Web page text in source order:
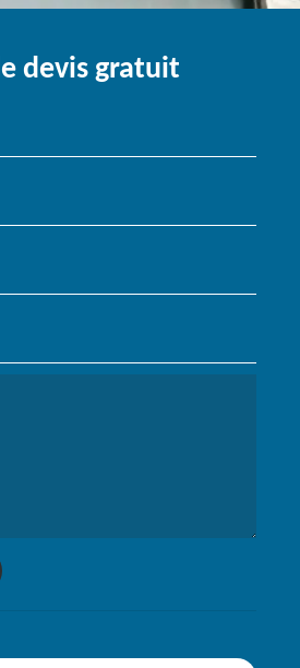
devis gratuit